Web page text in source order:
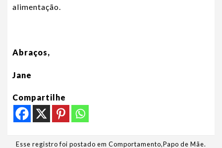
alimentação.
Abraços,
Jane
Compartilhe
Esse registro foi postado em Comportamento,Papo de Mãe.